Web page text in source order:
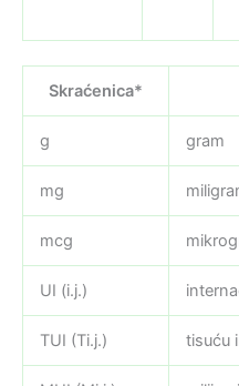
Skraćenica*
g gram
mg
mcg
UI (i.j.)
TUI (Ti.j.) tisuću